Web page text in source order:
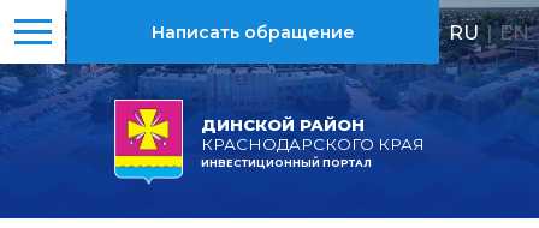
ДИНСКОЙ РАЙОН
КРАСНОДАРСКОГО КРАЯ
ИНВЕСТИЦИОННЫЙ ПОРТАЛ
Написать обращение RU | EN